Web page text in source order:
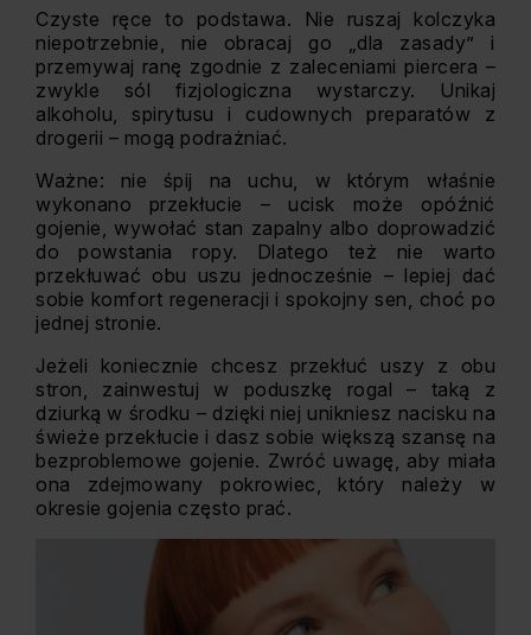
Czyste ręce to podstawa. Nie ruszaj kolczyka
niepotrzebnie, nie obracaj go „dla zasady” i
przemywaj ranę zgodnie z zaleceniami piercera –
zwykle sól fizjologiczna wystarczy. Unikaj
alkoholu, spirytusu i cudownych preparatów z
drogerii – mogą podrażniać.
Ważne: nie śpij na uchu, w którym właśnie
wykonano przekłucie – ucisk może opóźnić
gojenie, wywołać stan zapalny albo doprowadzić
do powstania ropy. Dlatego też nie warto
przekłuwać obu uszu jednocześnie – lepiej dać
sobie komfort regeneracji i spokojny sen, choć po
jednej stronie.
Jeżeli koniecznie chcesz przekłuć uszy z obu
stron, zainwestuj w poduszkę rogal – taką z
dziurką w środku – dzięki niej unikniesz nacisku na
świeże przekłucie i dasz sobie większą szansę na
bezproblemowe gojenie. Zwróć uwagę, aby miała
ona zdejmowany pokrowiec, który należy w
okresie gojenia często prać.